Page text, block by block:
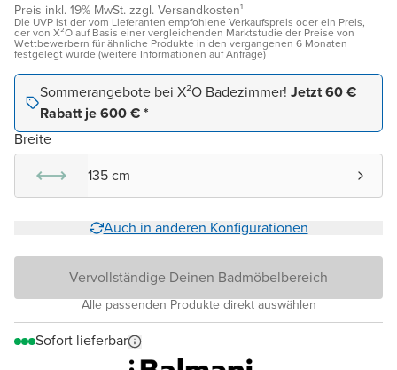
Preis inkl. 19% MwSt. zzgl. Versandkosten¹
Die UVP ist der vom Lieferanten empfohlene Verkaufspreis oder ein Preis,
der von X²O auf Basis einer vergleichenden Marktstudie der Preise von
Wettbewerbern für ähnliche Produkte in den vergangenen 6 Monaten
festgelegt wurde (weitere Informationen auf Anfrage)
Sommerangebote bei X²O Badezimmer! Jetzt 60 €
Rabatt je 600 € *
Breite
135 cm
Auch in anderen Konfigurationen
Vervollständige Deinen Badmöbelbereich
Alle passenden Produkte direkt auswählen
Sofort lieferbar